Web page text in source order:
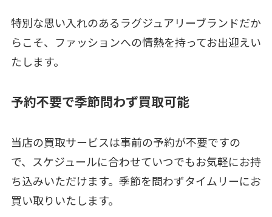
特別な思い入れのあるラグジュアリーブランドだか
らこそ、ファッションへの情熱を持ってお出迎えい
たします。
予約不要で季節問わず買取可能
当店の買取サービスは事前の予約が不要ですの
で、スケジュールに合わせていつでもお気軽にお持
ち込みいただけます。季節を問わずタイムリーにお
買い取りいたします。